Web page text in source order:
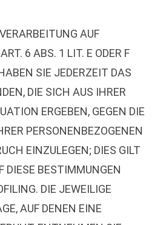
AUF
6 ABS. 1 LIT. E ODER F
SIE JEDERZEIT DAS
DIE SICH AUS IHRER
ERGEBEN, GEGEN DIE
PERSONENBEZOGENEN
EINZULEGEN; DIES GILT
DIESE BESTIMMUNGEN
DIE JEWEILIGE
AUF DENEN EINE